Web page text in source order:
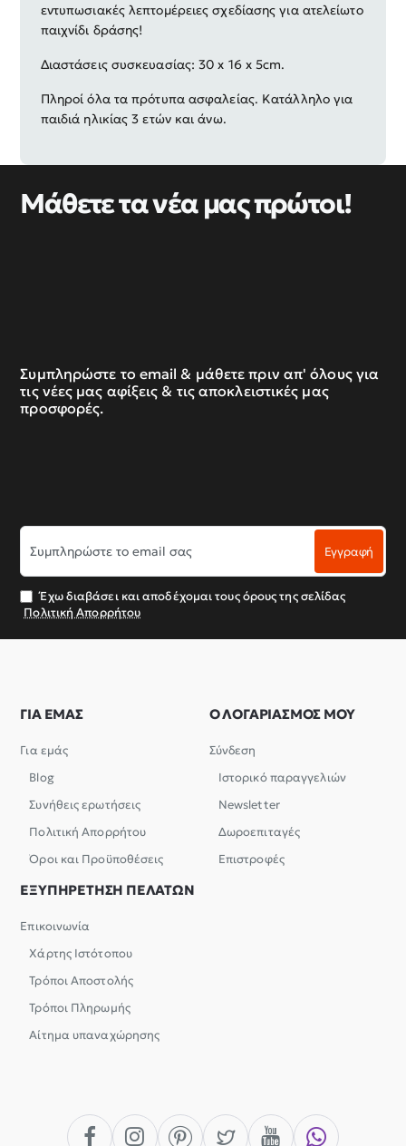
εντυπωσιακές λεπτομέρειες σχεδίασης για ατελείωτο
παιχνίδι δράσης!
Διαστάσεις συσκευασίας: 30 x 16 x 5cm.
Πληροί όλα τα πρότυπα ασφαλείας. Κατάλληλο για
παιδιά ηλικίας 3 ετών και άνω.
Μάθετε τα νέα μας πρώτοι!
Συμπληρώστε το email & μάθετε πριν απ' όλους για
τις νέες μας αφίξεις & τις αποκλειστικές μας
προσφορές.
Συμπληρώστε
το
email
σας
Εγγραφή
Έχω διαβάσει και αποδέχομαι τους όρους της σελίδας
Πολιτική Απορρήτου
ΓΙΑ ΕΜΑΣ
Για εμάς
Blog
Συνήθεις ερωτήσεις
Πολιτική Απορρήτου
Όροι και Προϋποθέσεις
Ο ΛΟΓΑΡΙΑΣΜΟΣ ΜΟΥ
Σύνδεση
Ιστορικό παραγγελιών
Newsletter
Δωροεπιταγές
Επιστροφές
ΕΞΥΠΗΡΕΤΗΣΗ ΠΕΛΑΤΩΝ
Επικοινωνία
Χάρτης Ιστότοπου
Τρόποι Αποστολής
Τρόποι Πληρωμής
Αίτημα υπαναχώρησης